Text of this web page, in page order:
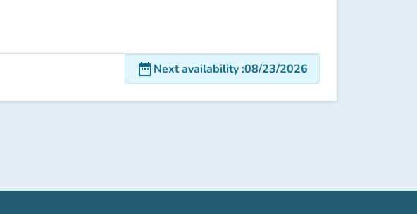
date_rangeNext availability:08/23/2026